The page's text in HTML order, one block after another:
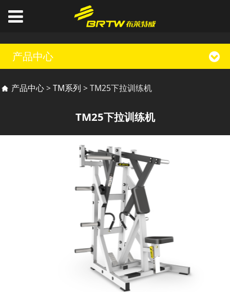
产品中心
TM25下拉训练机
产品中心>TM系列 >TM25下拉训练机
TM25下拉训练机